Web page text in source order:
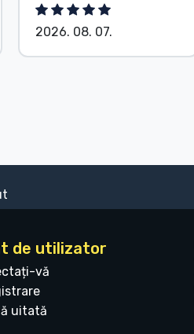
2026. 08. 07.
de utilizator
vă
uitată